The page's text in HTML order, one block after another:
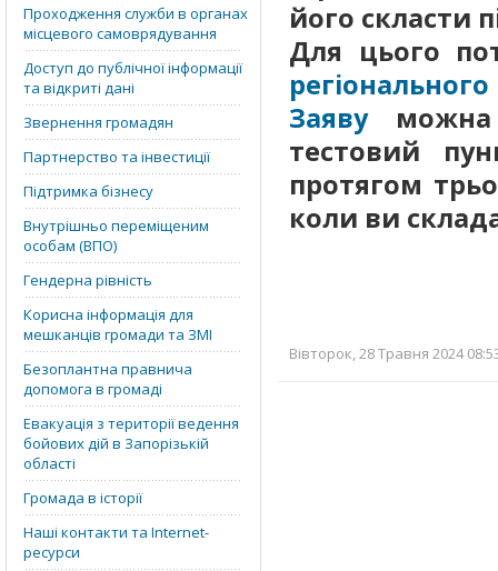
Проходження служби в органах
місцевого самоврядування
Доступ до публічної інформації
та відкриті дані
Звернення громадян
Партнерство та інвестиції
Підтримка бізнесу
Внутрішньо переміщеним
особам (ВПО)
Гендерна рівність
Корисна інформація для
мешканців громади та ЗМІ
Безоплантна правнича
допомога в громаді
Евакуація з території ведення
бойових дій в Запорізькій
області
Громада в історії
Наші контакти та Internet-
ресурси
його скласти
Для цього
Заявуможна
тестовий
протягом
коли ви
Вівторок, 28 Травня 2024